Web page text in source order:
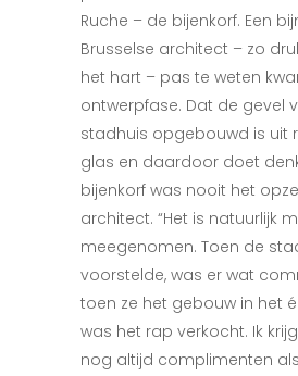
Ruche – de bijenkorf. Een
Brusselse architect – zo
het hart – pas te weten
ontwerpfase. Dat de gevel
stadhuis opgebouwd is uit
glas en daardoor doet
bijenkorf was nooit het
architect. “Het is natuurlijk
meegenomen. Toen de
voorstelde, was er wat
toen ze het gebouw in het
was het rap verkocht. Ik
nog altijd complimenten